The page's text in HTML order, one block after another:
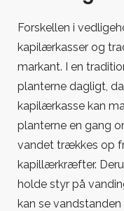
Forskellen i
kapilærkasser og
markant. I en
planterne dagligt,
kapilærkasse kan
planterne en gang
vandet trækkes op
kapillærkræfter.
holde styr på
kan se